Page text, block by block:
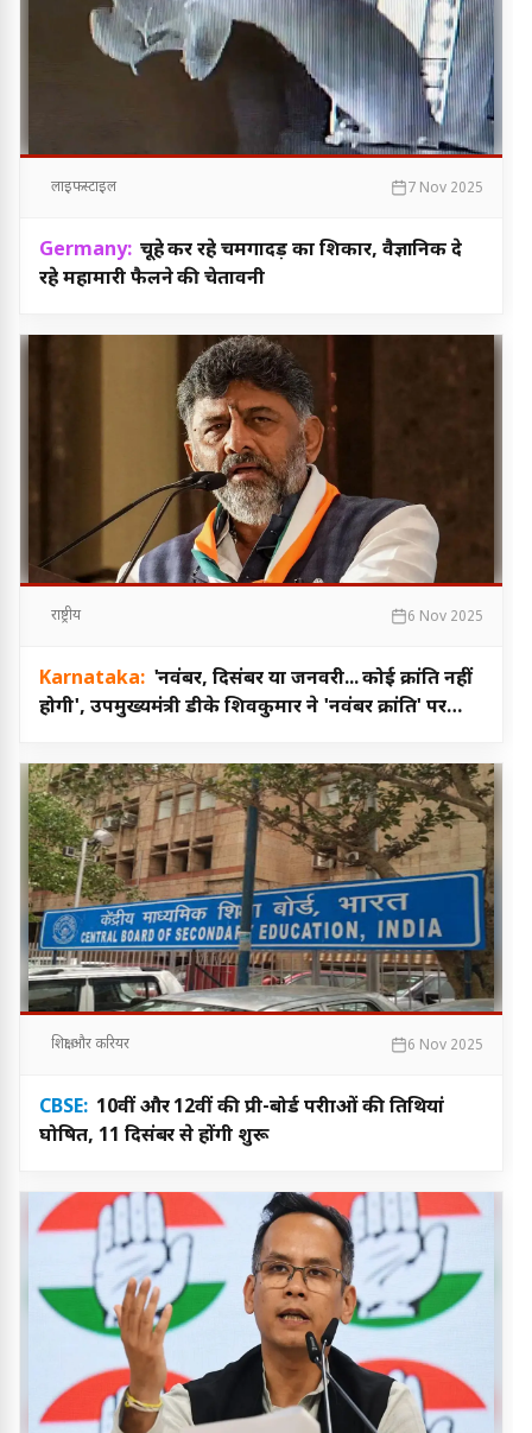
लाइफस्टाइल 7 Nov 2025
Germany: चूहे कर रहे चमगादड़ का शिकार, वैज्ञानिक दे
रहे महामारी फैलने की चेतावनी
राष्ट्रीय 6 Nov 2025
Karnataka: 'नवंबर, दिसंबर या जनवरी... कोई क्रांति नहीं
होगी', उपमुख्यमंत्री डीके शिवकुमार ने 'नवंबर क्रांति' पर
शिक्षा और करियर 6 Nov 2025
CBSE: 10वीं और 12वीं की प्री-बोर्ड परीक्षाओं की तिथियां
घोषित, 11 दिसंबर से होंगी शुरू